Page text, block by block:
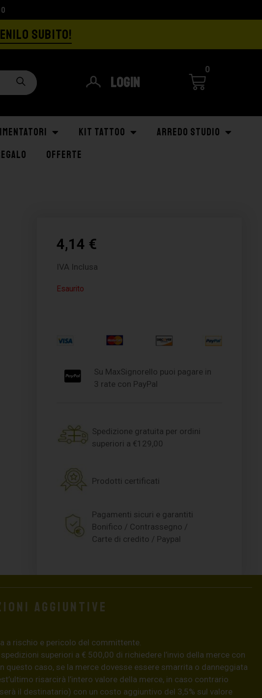
SUBITO!
Login
0
KIT TATTOO
ARREDO STUDIO
OFFERTE
4,14 €
IVA Inclusa
Esaurito
Su MaxSignorello puoi pagare in
3 rate con PayPal
Spedizione gratuita per ordini
superiori a €129,00
Prodotti certificati
Pagamenti sicuri e garantiti
Bonifico / Contrassegno /
Carte di credito / Paypal
aggiuntive
a rischio e pericolo del committente.
superiori a € 500,00 di richiedere l’invio della merce con
questo caso, se la merce dovesse essere smarrita o danneggiata
risarcirà l’intero valore della merce, in caso contrario
il destinatario) con un costo aggiuntivo del 3,5% sul valore